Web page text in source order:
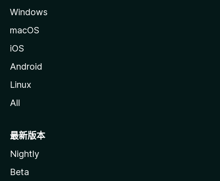
Windows
macOS
iOS
Android
Linux
All
最新版本
Nightly
Beta